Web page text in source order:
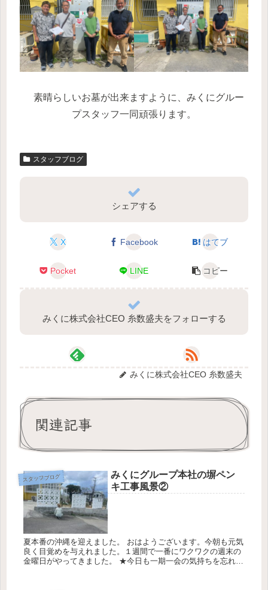
素晴らしいお墓が出来ますように、みくにグルー
プスタッフ一同頑張ります。
スタッフブログ
シェアする
X Facebook はてブ
Pocket LINE コピー
みくに株式会社CEO 糸数盛夫をフォローする
みくに株式会社CEO 糸数盛夫
関連記事
スタッフブログ
みくにグループ本社の塀ペン
キ工事風景②
夏本番の沖縄を迎えました。 おはようございます。今朝も元気
良く目覚めを与えれました。１週間で一番にワクワクの週末の
金曜日がやってきました。 ★今日も一期一会の気持ちを忘れに